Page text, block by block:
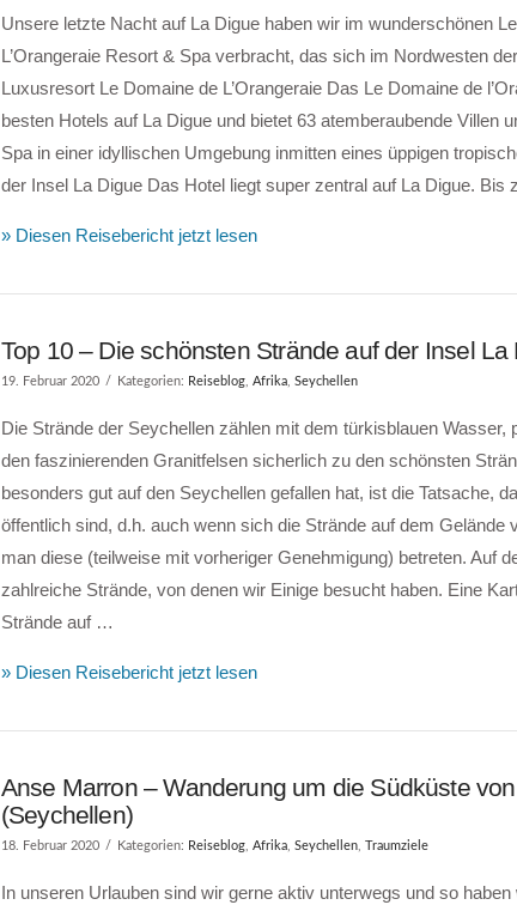
Unsere letzte Nacht auf La Digue haben wir im wunderschönen
L’Orangeraie Resort & Spa verbracht, das sich im Nordwesten
Luxusresort Le Domaine de L’Orangeraie Das Le Domaine de
besten Hotels auf La Digue und bietet 63 atemberaubende Villen
Spa in einer idyllischen Umgebung inmitten eines üppigen
der Insel La Digue Das Hotel liegt super zentral auf La Digue. Bis
» Diesen Reisebericht jetzt lesen
Top 10 – Die schönsten Strände auf der Insel
19. Februar 2020 Kategorien: Reiseblog, Afrika, Seychellen
Die Strände der Seychellen zählen mit dem türkisblauen Wasser,
den faszinierenden Granitfelsen sicherlich zu den schönsten
besonders gut auf den Seychellen gefallen hat, ist die Tatsache,
öffentlich sind, d.h. auch wenn sich die Strände auf dem Gelände
man diese (teilweise mit vorheriger Genehmigung) betreten. Auf
zahlreiche Strände, von denen wir Einige besucht haben. Eine
Strände auf …
» Diesen Reisebericht jetzt lesen
Anse Marron – Wanderung um die Südküste
(Seychellen)
18. Februar 2020 Kategorien: Reiseblog, Afrika, Seychellen, Traumziele
In unseren Urlauben sind wir gerne aktiv unterwegs und so